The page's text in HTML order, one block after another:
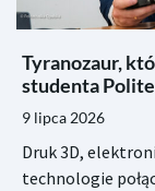
Tyranozaur,
studenta
9 lipca 2026
Druk 3D,
technologie